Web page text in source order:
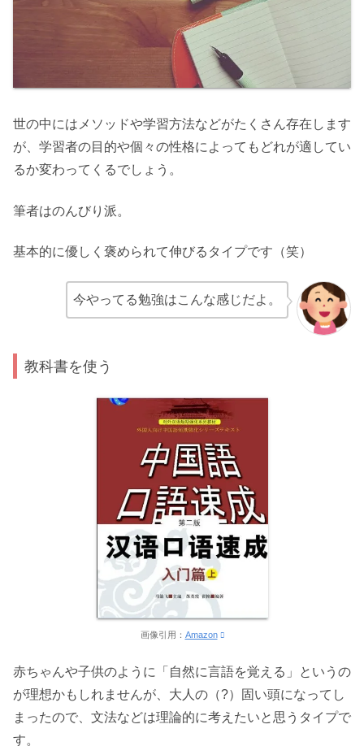
世の中にはメソッドや学習方法などがたくさん存在します
が、学習者の目的や個々の性格によってもどれが適してい
るか変わってくるでしょう。
筆者はのんびり派。
基本的に優しく褒められて伸びるタイプです（笑）
今やってる勉強はこんな感じだよ。
教科書を使う
画像引用： Amazon
赤ちゃんや子供のように「自然に言語を覚える」というの
が理想かもしれませんが、大人の（?）固い頭になってし
まったので、文法などは理論的に考えたいと思うタイプで
す。